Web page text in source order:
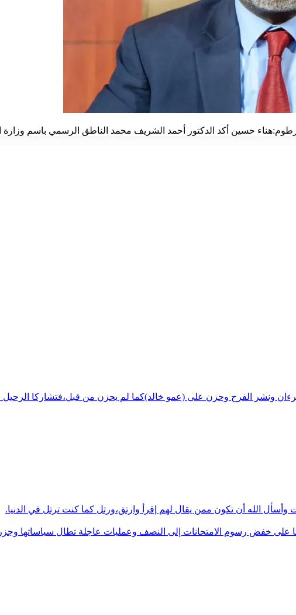
ونشر الفرح وحزن على (عمو خالد)كما لم يحزن من قبل،فتشاركا الرحيل
وأسأل الله أن تكون ممن يقال لهم إقرأ وارتق،ورتل كما كنت ترتل في الدنيا.
على خفض رسوم الامتحانات إلى النصف وعمليات عاجلة تطال سياساتها